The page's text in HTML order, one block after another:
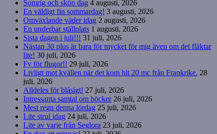
Somrig och skön dag 4 augusti, 2026
En väldigt fin sommardag! 3 augusti, 2026
Omväxlande väder idag 2 augusti, 2026
En underbar ställplats 1 augusti, 2026
Sista dagen i juli!!! 31 juli, 2026
Nästan 30 plus är bara för mycket för mig även om det fläktar
lite! 30 juli, 2026
Fy för flugor!! 29 juli, 2026
Livligt mot kvällen när det kom hit 20 mc från Frankrike. 28
juli, 2026
Alldeles för blåsigt! 27 juli, 2026
Intressanta samtal om böcker 26 juli, 2026
Mest regn denna lördag 25 juli, 2026
Lite strul idag 24 juli, 2026
Lite av varje från Seglora 23 juli, 2026